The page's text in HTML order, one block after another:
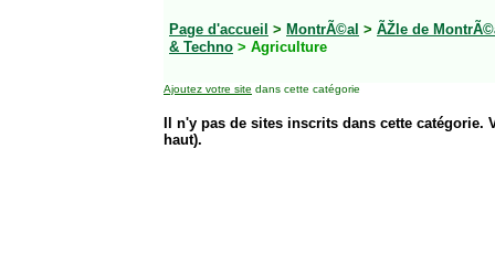
Page d'accueil > MontrÃ©al > ÃŽle de
& Techno > Agriculture
Ajoutez votre site dans cette catégorie
Il n'y pas de sites inscrits dans cette
haut).